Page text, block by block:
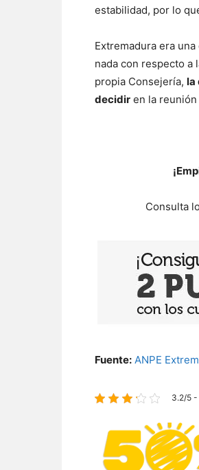
estabilidad, por lo
Extremadura era
nada con respecto a
propia Consejería, la
decidir en la reunión
Consulta
Fuente: ANPE
3.2/5 -